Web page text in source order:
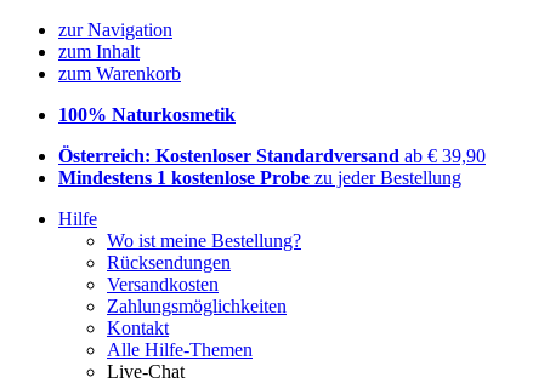
zur Navigation
zum Inhalt
zum Warenkorb
100% Naturkosmetik
Österreich: Kostenloser Standardversand ab € 39,90
Mindestens 1 kostenlose Probe zu jeder Bestellung
Hilfe
Wo ist meine Bestellung?
Rücksendungen
Versandkosten
Zahlungsmöglichkeiten
Kontakt
Alle Hilfe-Themen
Live-Chat